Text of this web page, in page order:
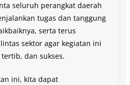
seluruh perangkat daerah
tugas dan tanggung
serta terus
sektor agar kegiatan ini
dan sukses.
ini, kita dapat